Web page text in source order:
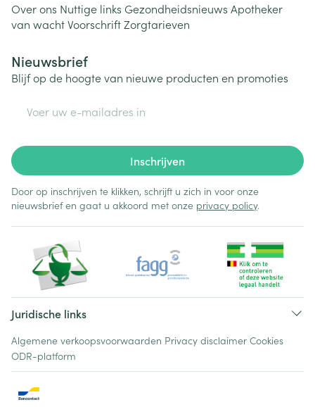
Over ons Nuttige links Gezondheidsnieuws Apotheker
van wachtVoorschriftZorgtarieven
Nieuwsbrief
Blijf op de hoogte van nieuwe producten en promoties
Inschrijven
Door op inschrijven te klikken, schrijft u zich in voor onze
nieuwsbrief en gaat u akkoord met onze privacy policy.
Juridische links
Algemene verkoopsvoorwaarden Privacy disclaimer Cookies
ODR-platform